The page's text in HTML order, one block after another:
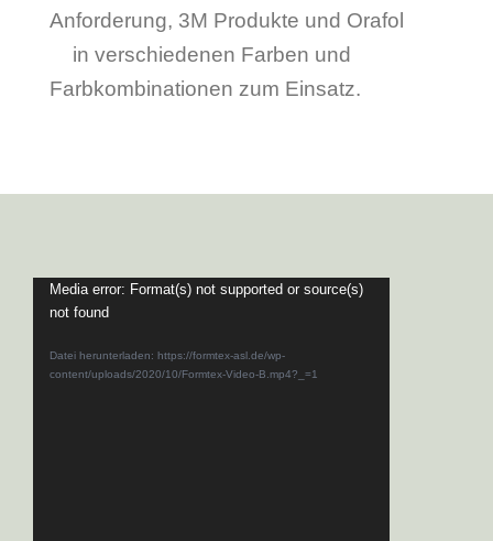
Anforderung, 3M Produkte und Orafol
in verschiedenen Farben und
Farbkombinationen zum Einsatz.
Video-
Player
Media error: Format(s) not supported or source(s)
not found
Datei herunterladen: https://formtex-asl.de/wp-
content/uploads/2020/10/Formtex-Video-B.mp4?_=1